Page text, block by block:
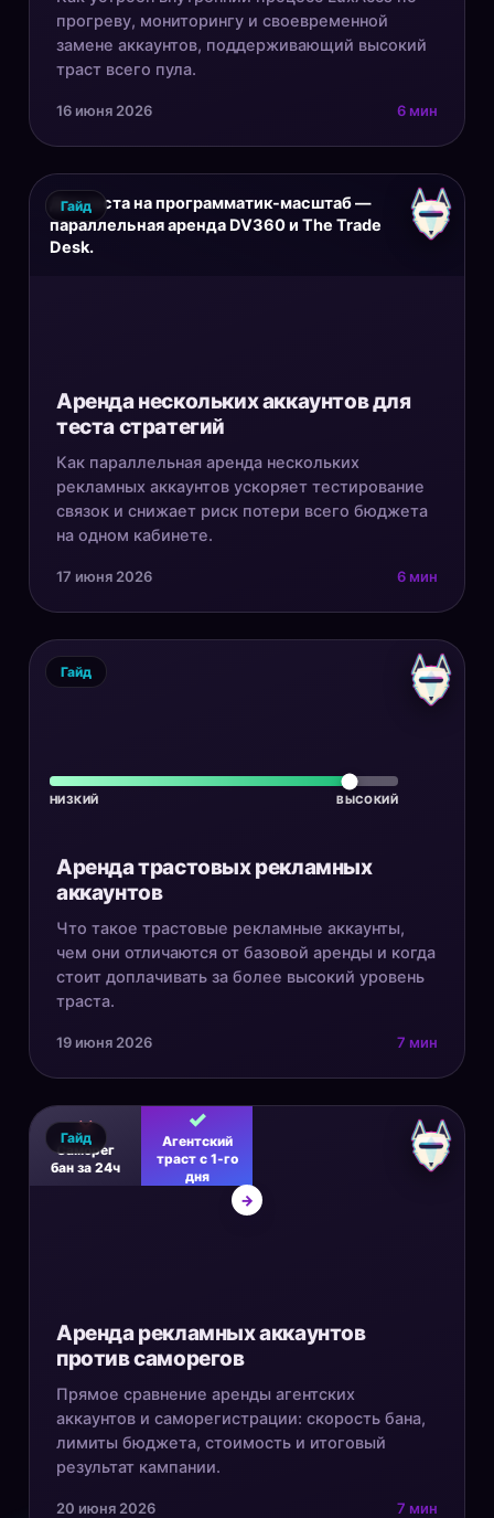
прогреву, мониторингу и своевременной
замене аккаунтов, поддерживающий высокий
траст всего пула.
16 июня 2026 6 мин
Для теста на программатик-масштаб —
параллельная аренда DV360 и The Trade
Desk.
Гайд
Аренда нескольких аккаунтов для
теста стратегий
Как параллельная аренда нескольких
рекламных аккаунтов ускоряет тестирование
связок и снижает риск потери всего бюджета
на одном кабинете.
17 июня 2026 6 мин
НИЗКИЙ ВЫСОКИЙ
Гайд
Аренда трастовых рекламных
аккаунтов
Что такое трастовые рекламные аккаунты,
чем они отличаются от базовой аренды и когда
стоит доплачивать за более высокий уровень
траста.
19 июня 2026 7 мин
✕
Саморег
бан за 24ч
✓
Агентский
траст с 1-го
дня
→
Гайд
Аренда рекламных аккаунтов
против саморегов
Прямое сравнение аренды агентских
аккаунтов и саморегистрации: скорость бана,
лимиты бюджета, стоимость и итоговый
результат кампании.
20 июня 2026 7 мин